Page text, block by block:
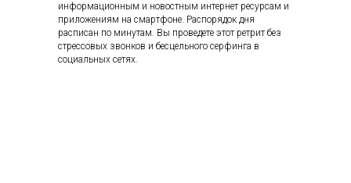
информационным и новостным интернет ресурсам и
приложениям на смартфоне. Распорядок дня
расписан по минутам. Вы проведете этот ретрит без
стрессовых звонков и бесцельного серфинга в
социальных сетях.